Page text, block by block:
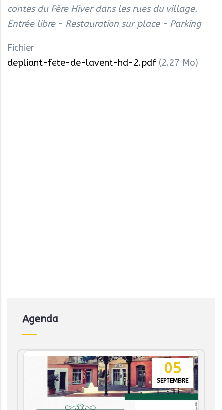
contes du Père Hiver dans les rues du village.
Entrée libre - Restauration sur place - Parking
Fichier
depliant-fete-de-lavent-hd-2.pdf (2.27 Mo)
Agenda
05
SEPTEMBRE